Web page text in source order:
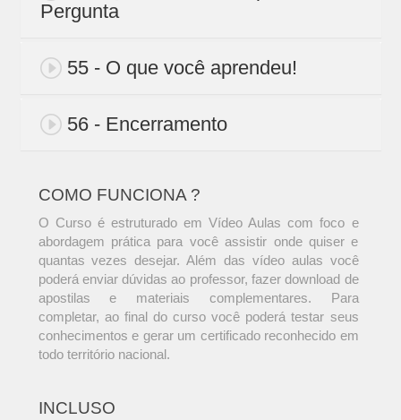
Pergunta
55 - O que você aprendeu!
56 - Encerramento
COMO FUNCIONA ?
O Curso é estruturado em Vídeo Aulas com foco e
abordagem prática para você assistir onde quiser e
quantas vezes desejar. Além das vídeo aulas você
poderá enviar dúvidas ao professor, fazer download de
apostilas e materiais complementares. Para
completar, ao final do curso você poderá testar seus
conhecimentos e gerar um certificado reconhecido em
todo território nacional.
INCLUSO